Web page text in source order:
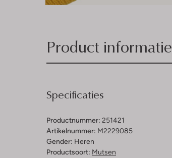
Product informatie
Specificaties
Productnummer: 251421
Artikelnummer: M2229085
Gender: Heren
Productsoort: Mutsen